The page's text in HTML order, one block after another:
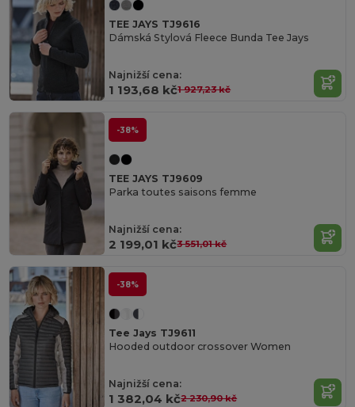
TEE JAYS TJ9616
Dámská Stylová Fleece Bunda Tee Jays
Najnižší cena:
1 193,68 kč1 927,23 kč
-38%
TEE JAYS TJ9609
Parka toutes saisons femme
Najnižší cena:
2 199,01 kč3 551,01 kč
-38%
Tee Jays TJ9611
Hooded outdoor crossover Women
Najnižší cena:
1 382,04 kč2 230,90 kč